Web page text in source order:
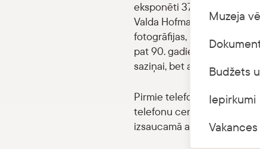
Muzeja
Budžets
Iepirkumi
Vakances
eksponēti 37 tālruņi, kas
Valda Hofmarka un
fotogrāfijas, kurās
pat 90. gadiem. Eksponāti
saziņai, bet arī
Pirmie telefoni Rīgā
telefonu centrāle.
izsaucamā abonementa